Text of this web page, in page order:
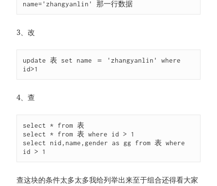
name='zhangyanlin' 那一行数据
3、改
update 表 set name ＝ 'zhangyanlin' where
id>1
4、查
select * from 表
select * from 表 where id > 1
select nid,name,gender as gg from 表 where
id > 1
查这块的条件太多太多我给列举出来至于组合还得看大家